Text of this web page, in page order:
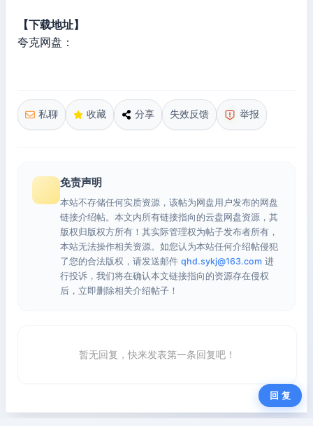
【下载地址】
夸克网盘：
私聊 收藏 分享 失效反馈 举报
免责声明
本站不存储任何实质资源，该帖为网盘用户发布的网盘
链接介绍帖。本文内所有链接指向的云盘网盘资源，其
版权归版权方所有！其实际管理权为帖子发布者所有，
本站无法操作相关资源。如您认为本站任何介绍帖侵犯
了您的合法版权，请发送邮件 qhd.sykj@163.com 进
行投诉，我们将在确认本文链接指向的资源存在侵权
后，立即删除相关介绍帖子！
暂无回复，快来发表第一条回复吧！
回 复